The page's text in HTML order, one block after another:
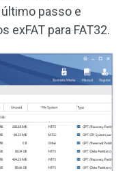
passo e
exFAT para FAT32.